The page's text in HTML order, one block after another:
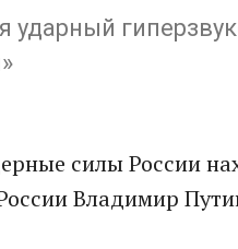
ударный
силы России
Владимир